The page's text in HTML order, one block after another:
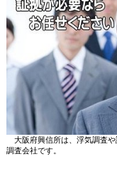
大阪府興信所は、浮気調査や
調査会社です。